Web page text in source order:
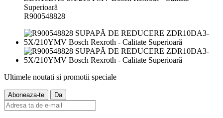
R900548828
Ultimele noutati si promotii speciale